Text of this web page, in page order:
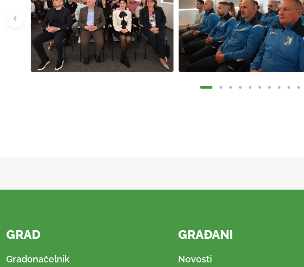
GRAD
Gradonačelnik
GRAĐANI
Novosti